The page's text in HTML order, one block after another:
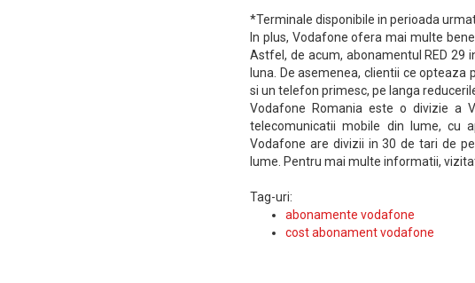
*Terminale disponibile in perioada
In plus, Vodafone ofera mai multe
Astfel, de acum, abonamentul RED 29
luna. De asemenea, clientii ce
si un telefon primesc, pe langa
Vodafone Romania este o divizie a
telecomunicatii mobile din lume, cu
Vodafone are divizii in 30 de tari de
lume. Pentru mai multe informatii,
Tag-uri:
abonamente vodafone
cost abonament vodafone